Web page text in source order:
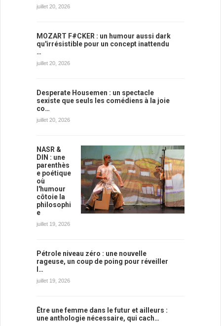
juillet 20, 2026
MOZART F#CKER : un humour aussi dark
qu'irrésistible pour un concept inattendu
…
juillet 20, 2026
Desperate Housemen : un spectacle
sexiste que seuls les comédiens à la joie
co…
juillet 20, 2026
NASR &
DIN : une
parenthès
e poétique
où
l'humour
côtoie la
philosophi
e
juillet 19, 2026
Pétrole niveau zéro : une nouvelle
rageuse, un coup de poing pour réveiller
l…
juillet 19, 2026
Être une femme dans le futur et ailleurs :
une anthologie nécessaire, qui cach…